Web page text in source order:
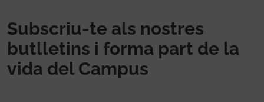
Subscriu-te als nostres
butlletins i forma part de la
vida del Campus